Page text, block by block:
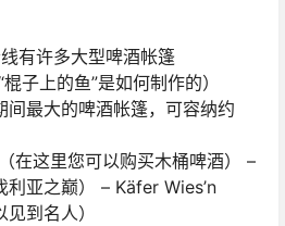
有许多大型啤酒帐篷
子上的鱼”是如何制作的）
最大的啤酒帐篷，可容纳约
在这里您可以购买木桶啤酒） –
亚之巅） – Käfer Wies’n
到名人）